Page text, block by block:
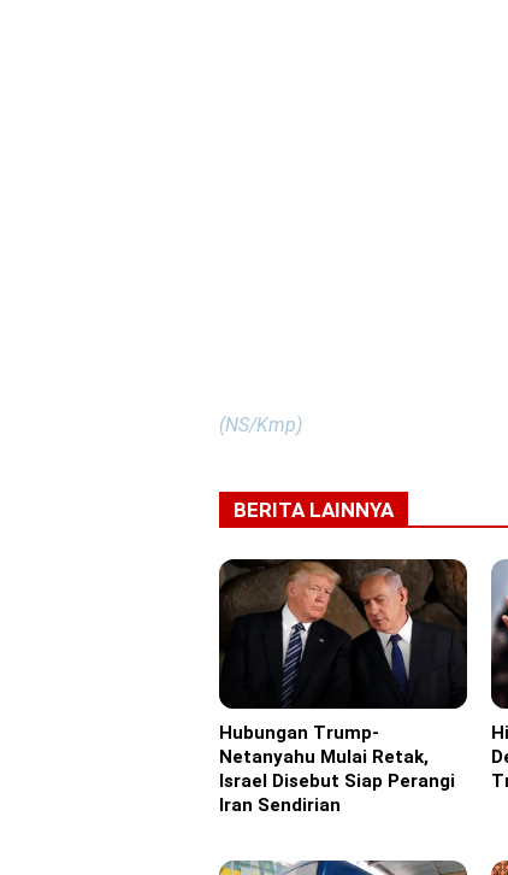
(NS/Kmp)
BERITA LAINNYA
Headline
Hubungan Trump-
Netanyahu Mulai Retak,
Israel Disebut Siap Perangi
Iran Sendirian